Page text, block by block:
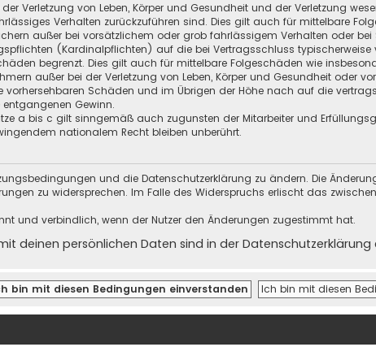
Verletzung von Leben, Körper und Gesundheit und der Verletzung
Verhalten zurückzuführen sind. Dies gilt auch für mittelbare
außer bei vorsätzlichem oder grob fahrlässigem Verhalten oder
(Kardinalpflichten) auf die bei Vertragsschluss
begrenzt. Dies gilt auch für mittelbare Folgeschäden wie
außer bei der Verletzung von Leben, Körper und Gesundheit oder
vorhersehbaren Schäden und im Übrigen der Höhe nach auf die
Gewinn.
a bis c gilt sinngemäß auch zugunsten der Mitarbeiter und
nationalem Recht bleiben unberührt.
und die Datenschutzerklärung zu ändern. Die
zu widersprechen. Im Falle des Widerspruchs erlischt das
und verbindlich, wenn der Nutzer den Änderungen zugestimmt hat.
deinen persönlichen Daten sind in der Datenschutzerklärung